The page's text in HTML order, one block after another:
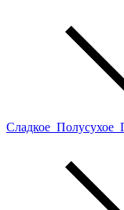
Сладкое Полусухое